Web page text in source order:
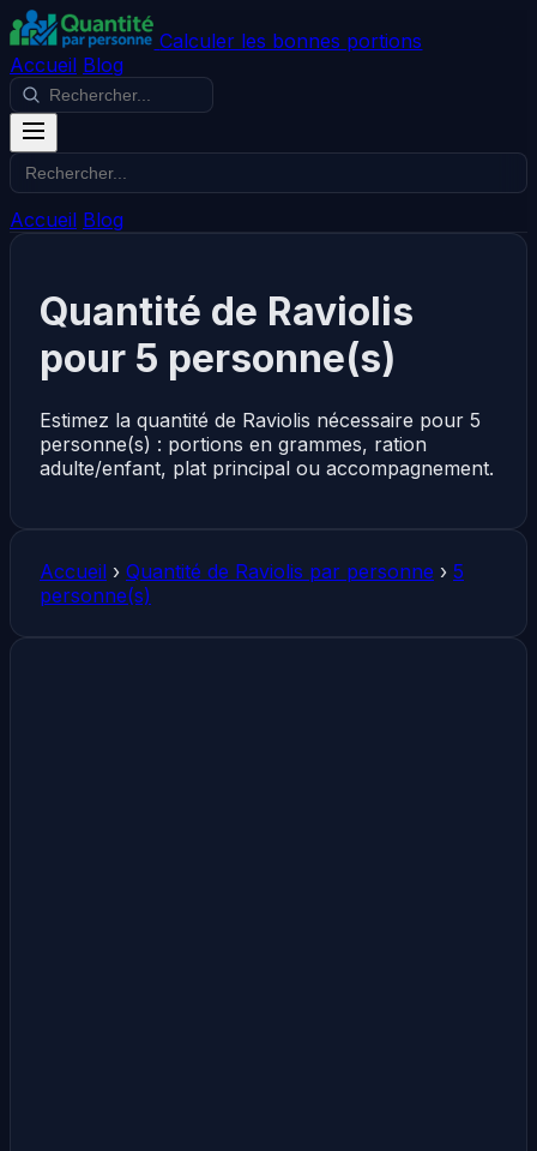
Calculer les bonnes portions
Accueil Blog
Accueil Blog
Quantité de Raviolis
pour 5 personne(s)
Estimez la quantité de Raviolis nécessaire pour 5
personne(s) : portions en grammes, ration
adulte/enfant, plat principal ou accompagnement.
Accueil › Quantité de Raviolis par personne › 5
personne(s)